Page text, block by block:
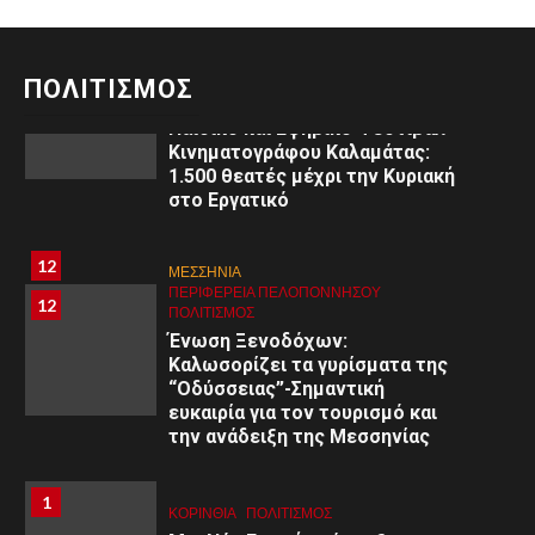
ΠΟΛΙΤΙΣΜΟΣ
11
ΠΟΛΙΤΙΣΜΌΣ
3ο
Παιδικό και Εφηβικό Φεστιβάλ
Κινηματογράφου Καλαμάτας:
1.500 θεατές μέχρι την Κυριακή
στο Εργατικό
12
12
ΜΕΣΣΗΝΙΑ
ΠΕΡΙΦΈΡΕΙΑ ΠΕΛΟΠΟΝΝΉΣΟΥ
ΠΟΛΙΤΙΣΜΌΣ
Ένωση Ξενοδόχων:
Καλωσορίζει τα γυρίσματα της
“Οδύσσειας”-Σημαντική
ευκαιρία για τον τουρισμό και
την ανάδειξη της Μεσσηνίας
1
1
ΚΟΡΙΝΘΊΑ ΠΟΛΙΤΙΣΜΌΣ
8
8
ΠΕΡΙΦΈΡΕΙΑ ΠΕΛΟΠΟΝΝΉΣΟΥ
Εκδήλωση στο Άργος: «Εφηβική
ψυχολογία: Κατανόηση –
Διαχείριση – Υποστήριξη»
9
ΚΟΡΙΝΘΊΑ
ΠΕΡΙΦΈΡΕΙΑ ΠΕΛΟΠΟΝΝΉΣΟΥ ΥΓΕΙΑ
Γυμνάσιο Κορίνθου